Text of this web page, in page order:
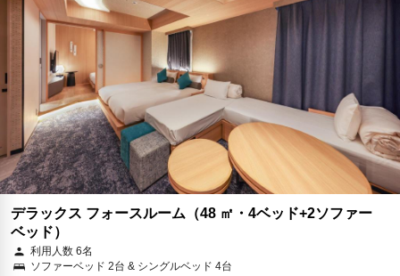
デラックス フォースルーム（48 ㎡・4ベッド+2ソファー
ベッド）
利用人数 6名
ソファーベッド 2台 & シングルベッド 4台